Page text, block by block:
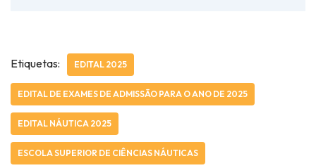
Etiquetas: EDITAL 2025
EDITAL DE EXAMES DE ADMISSÃO PARA O ANO DE 2025
EDITAL NÁUTICA 2025
ESCOLA SUPERIOR DE CIÊNCIAS NÁUTICAS